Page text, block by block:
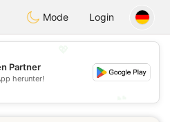
Chat
Mode Login
Partner
herunter!